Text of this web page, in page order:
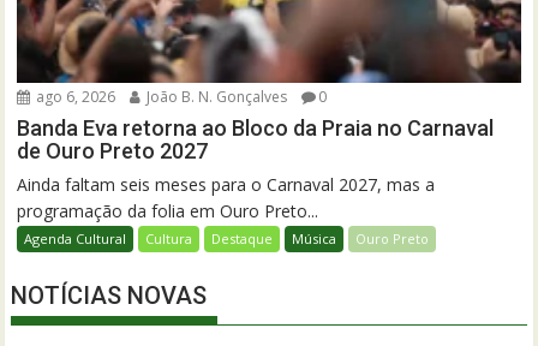
ago 6, 2026 João B. N. Gonçalves 0
Banda Eva retorna ao Bloco da Praia no Carnaval
de Ouro Preto 2027
Ainda faltam seis meses para o Carnaval 2027, mas a
programação da folia em Ouro Preto...
Agenda Cultural Cultura Destaque Música Ouro Preto
NOTÍCIAS NOVAS